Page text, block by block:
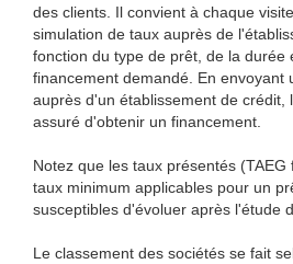
des clients. Il convient à chaque
simulation de taux auprès de
fonction du type de prêt, de la durée
financement demandé. En envoyant
auprès d'un établissement de crédit,
assuré d'obtenir un financement.
Notez que les taux présentés
taux minimum applicables pour un
susceptibles d'évoluer après l'étude
Le classement des sociétés se fait